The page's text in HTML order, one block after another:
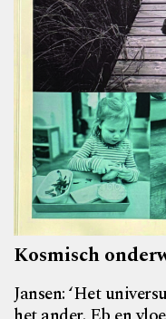
Kosmisch
Jansen: ‘Het